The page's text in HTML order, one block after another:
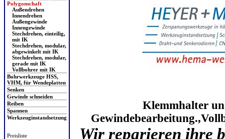
Polygonschaft
Außendrehen
Innendrehen
Außengewinde
Innengewinde
Stechdrehen, einteilig,
mit IK
Stechdrehen, modular,
abgewinkelt mit IK
Stechdrehen, modular,
gerade mit IK
Vollbohrer mit IK
Bohrwerkzeuge HSS,
VHM, für Wendeplatten
Senken
Gewinde schneiden
Reiben
Spannen
Werkzeuginstandsetzung
Preisliste
Klemmhalter
Wir reparieren ihre